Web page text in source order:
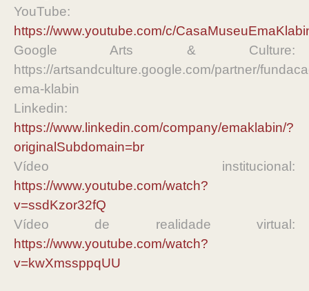
YouTube:
https://www.youtube.com/c/
Google Arts & Culture:
https://artsandculture.google.com/partner/
ema-klabin
Linkedin:
https://www.linkedin.com/company/emaklabin/?
originalSubdomain=br
Vídeo institucional:
https://www.youtube.com/watch?
v=ssdKzor32fQ
Vídeo de realidade virtual:
https://www.youtube.com/watch?
v=kwXmssppqUU